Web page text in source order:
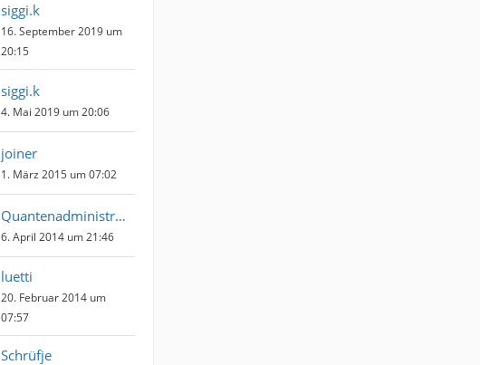
siggi.k
16. September 2019 um
20:15
siggi.k
4. Mai 2019 um 20:06
joiner
1. März 2015 um 07:02
Quantenadministrator
6. April 2014 um 21:46
luetti
20. Februar 2014 um
07:57
Schrüfje